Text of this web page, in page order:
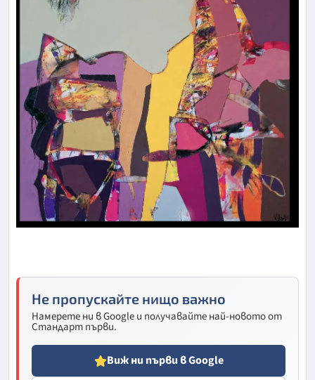
Не пропускайте нищо важно
Намерете ни в Google и получавайте най-новото от
Стандарт първи.
Виж ни първи в Google